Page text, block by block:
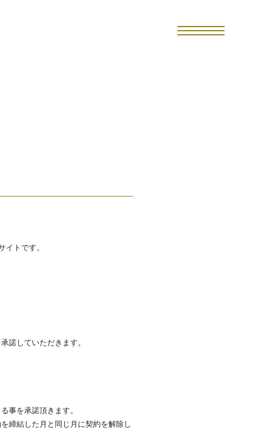
トです。
諾していただきます。
事を承諾頂きます。
締結した月と同じ月に契約を解除し